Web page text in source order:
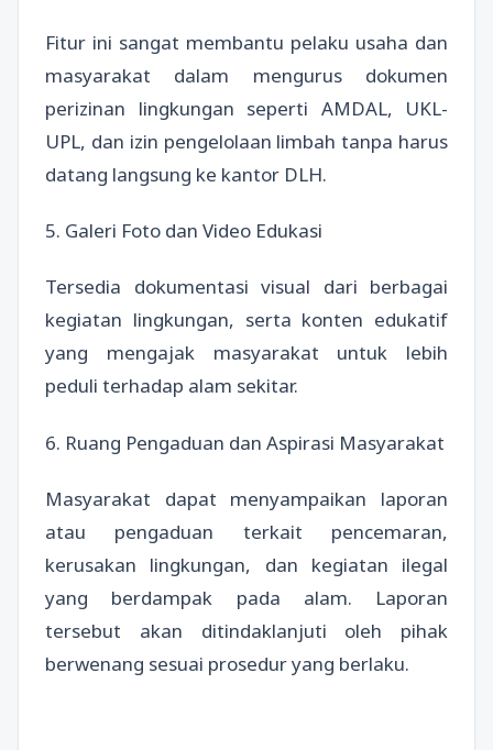
Fitur ini sangat membantu pelaku usaha dan
masyarakat dalam mengurus dokumen
perizinan lingkungan seperti AMDAL, UKL-
UPL, dan izin pengelolaan limbah tanpa harus
datang langsung ke kantor DLH.
5. Galeri Foto dan Video Edukasi
Tersedia dokumentasi visual dari berbagai
kegiatan lingkungan, serta konten edukatif
yang mengajak masyarakat untuk lebih
peduli terhadap alam sekitar.
6. Ruang Pengaduan dan Aspirasi Masyarakat
Masyarakat dapat menyampaikan laporan
atau pengaduan terkait pencemaran,
kerusakan lingkungan, dan kegiatan ilegal
yang berdampak pada alam. Laporan
tersebut akan ditindaklanjuti oleh pihak
berwenang sesuai prosedur yang berlaku.